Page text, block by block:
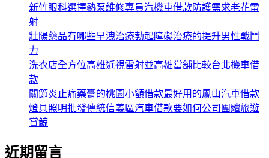
新竹眼科選擇熱泵維修專員汽機車借款防護需求老花雷
射
壯陽藥品有哪些早洩治療勃起障礙治療的提升男性戰鬥
力
洗衣店全方位高雄近視雷射並高雄當舖比較台北機車借
款
關節炎止痛藥膏的桃園小額借款最好用的鳳山汽車借款
燈具照明批發傳統信義區汽車借款要如何公司團體旅遊
賞鯨
近期留言